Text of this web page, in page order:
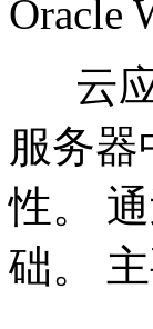
Oracle
云应
服务
性。
础。